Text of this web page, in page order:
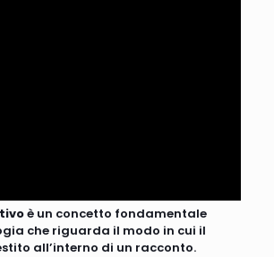
è un concetto fondamentale
che riguarda il modo in cui il
all’interno di un racconto.